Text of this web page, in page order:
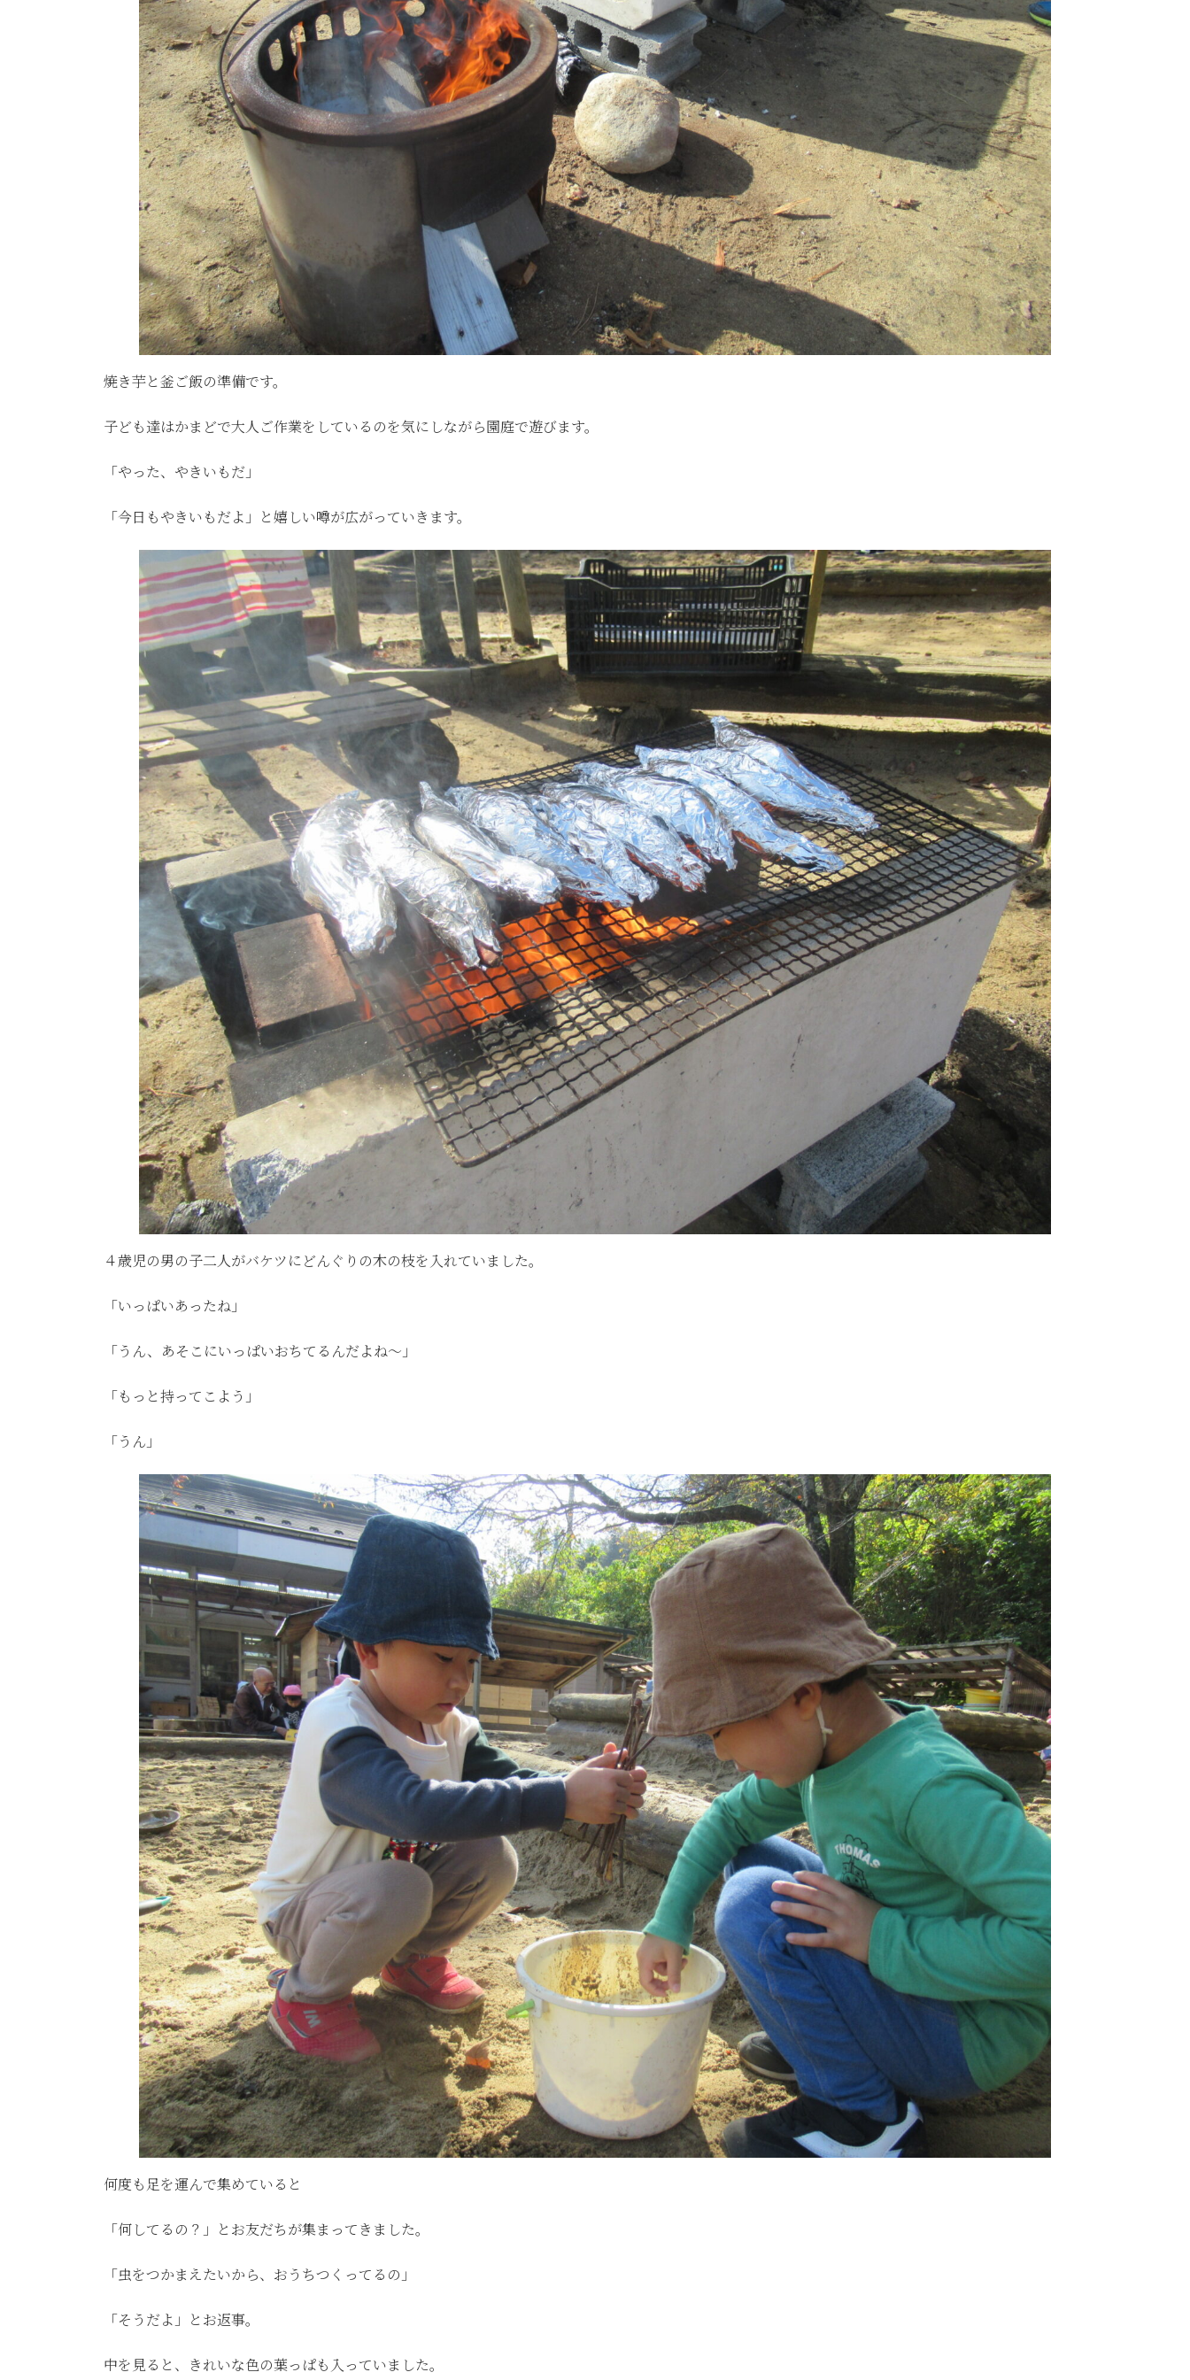
焼き芋と釜ご飯の準備です。
子ども達はかまどで大人ご作業をしているのを気にしながら園庭で遊びます。
「やった、やきいもだ」
「今日もやきいもだよ」と嬉しい噂が広がっていきます。
４歳児の男の子二人がバケツにどんぐりの木の枝を入れていました。
「いっぱいあったね」
「うん、あそこにいっぱいおちてるんだよね～」
「もっと持ってこよう」
「うん」
何度も足を運んで集めていると
「何してるの？」とお友だちが集まってきました。
「虫をつかまえたいから、おうちつくってるの」
「そうだよ」とお返事。
中を見ると、きれいな色の葉っぱも入っていました。